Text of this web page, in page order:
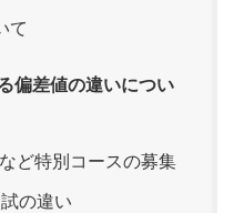
て
偏差値の違いについ
ど特別コースの募集
の違い